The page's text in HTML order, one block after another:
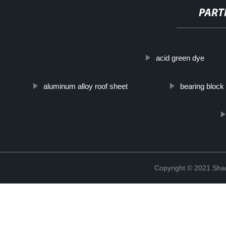
acid green dye
aluminum alloy roof sheet bearing block
Copyright © 2021